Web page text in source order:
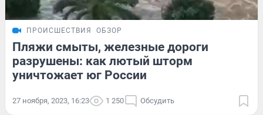
ПРОИСШЕСТВИЯ ОБЗОР
Пляжи смыты, железные дороги
разрушены: как лютый шторм
уничтожает юг России
27 ноября, 2023, 16:23 1 250 Обсудить